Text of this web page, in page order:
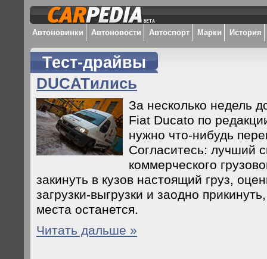
Автоновинки Автоновости Автоспорт Марки История
Тест-драйвы
DUCATились
За несколько недель
Fiat Ducato по
нужно что-нибудь
Согласитесь: лучший
коммерческого
закинуть в кузов настоящий груз,
загрузки-выгрузки и заодно
места останется.
Читать дальше »